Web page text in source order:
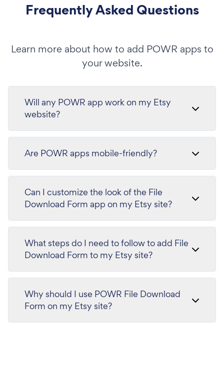
Frequently Asked Questions
Learn more about how to add POWR apps to
your website.
Will any POWR app work on my Etsy
website?
Are POWR apps mobile-friendly?
Can I customize the look of the File
Download Form app on my Etsy site?
What steps do I need to follow to add File
Download Form to my Etsy site?
Why should I use POWR File Download
Form on my Etsy site?